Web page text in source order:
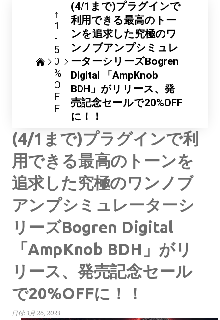
↑
1
-
5
0
%
O
F
F
(4/1まで)プラグインで
利用できる最高のトー
ンを追求した究極のワ
ンノブアンプシミュレ
ーターシリーズBogren
Digital 「AmpKnob
BDH」がリリース、発
売記念セールで20%OFF
に！！
(4/1まで)プラグインで利
用できる最高のトーンを
追求した究極のワンノブ
アンプシミュレーターシ
リーズBogren Digital
「AmpKnob BDH」がリ
リース、発売記念セール
で20%OFFに！！
日付: 3月 26, 2023